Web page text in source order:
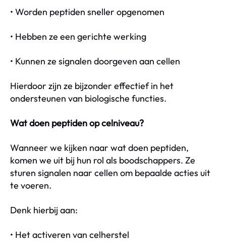
• Worden peptiden sneller opgenomen
• Hebben ze een gerichte werking
• Kunnen ze signalen doorgeven aan cellen
Hierdoor zijn ze bijzonder effectief in het
ondersteunen van biologische functies.
Wat doen peptiden op celniveau?
Wanneer we kijken naar wat doen peptiden,
komen we uit bij hun rol als boodschappers. Ze
sturen signalen naar cellen om bepaalde acties uit
te voeren.
Denk hierbij aan:
• Het activeren van celherstel